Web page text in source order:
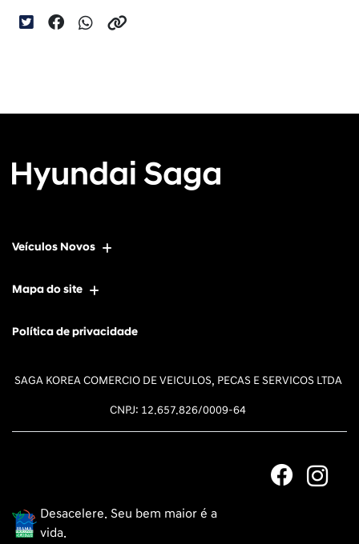
Veículos Novos
Mapa do site
Política de privacidade
SAGA KOREA COMERCIO DE VEICULOS, PECAS E SERVICOS LTDA
CNPJ: 12.657.826/0009-64
Desacelere. Seu bem maior é a
vida.